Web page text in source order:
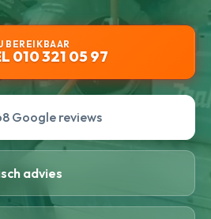
BEREIKBAAR
010 321 05 97
Google reviews
advies